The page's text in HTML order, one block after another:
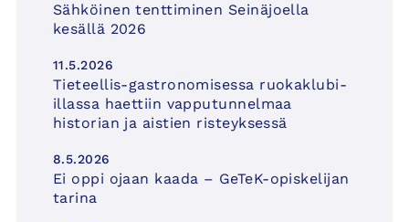
Sähköinen tenttiminen Seinäjoella
kesällä 2026
11.5.2026
Tieteellis-gastronomisessa ruokaklubi-
illassa haettiin vapputunnelmaa
historian ja aistien risteyksessä
8.5.2026
Ei oppi ojaan kaada – GeTeK-opiskelijan
tarina